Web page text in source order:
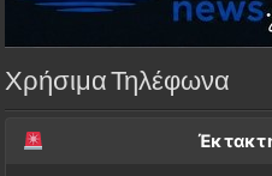
Χρήσιμα Τηλέφωνα